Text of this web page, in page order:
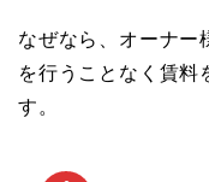
なぜなら、オーナー
を行うことなく賃料
す。